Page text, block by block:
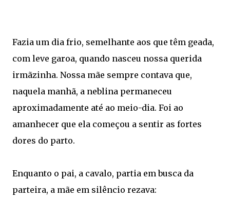
Fazia um dia frio, semelhante aos que têm geada,
com leve garoa, quando nasceu nossa querida
irmãzinha. Nossa mãe sempre contava que,
naquela manhã, a neblina permaneceu
aproximadamente até ao meio-dia. Foi ao
amanhecer que ela começou a sentir as fortes
dores do parto.
Enquanto o pai, a cavalo, partia em busca da
parteira, a mãe em silêncio rezava: